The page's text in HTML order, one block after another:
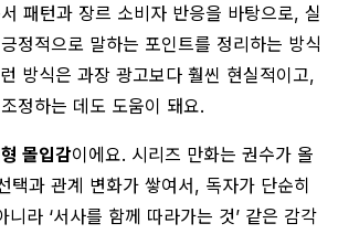
패턴과 장르 소비자 반응을 바탕으로, 실
정적으로 말하는 포인트를 정리하는 방식
방식은 과장 광고보다 훨씬 현실적이고,
정하는 데도 도움이 돼요.
몰입감이에요. 시리즈 만화는 권수가 올
택과 관계 변화가 쌓여서, 독자가 단순히
니라 ‘서사를 함께 따라가는 것’ 같은 감각